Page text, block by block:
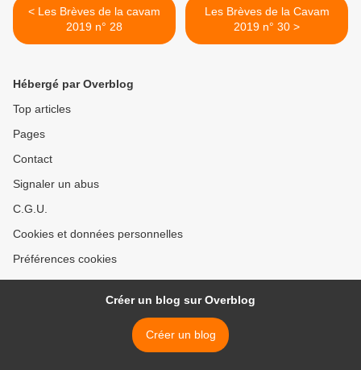
< Les Brèves de la cavam
2019 n° 28
Les Brèves de la Cavam
2019 n° 30 >
Hébergé par Overblog
Top articles
Pages
Contact
Signaler un abus
C.G.U.
Cookies et données personnelles
Préférences cookies
Créer un blog sur Overblog
Créer un blog